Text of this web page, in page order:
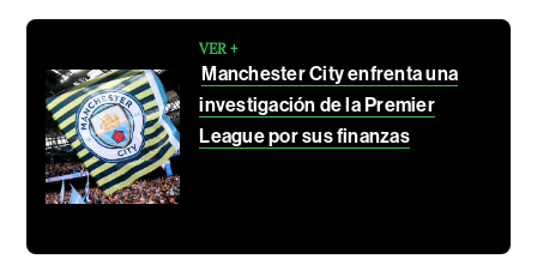
VER +
Manchester City enfrenta una
investigación de la Premier
League por sus finanzas